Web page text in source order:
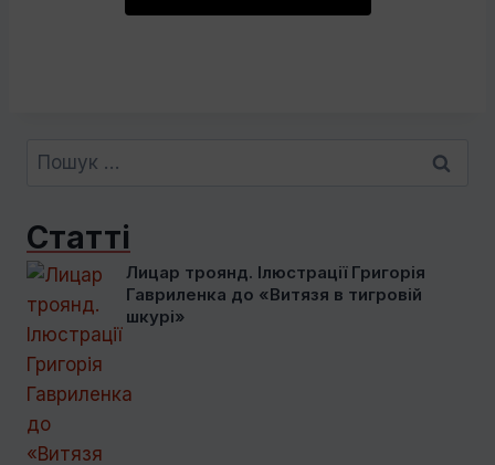
Пошук:
Статті
Лицар троянд. Ілюстрації Григорія
Гавриленка до «Витязя в тигровій
шкурі»